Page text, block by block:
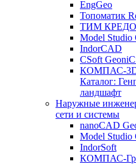
EngGeo
Топоматик
ТИМ КРЕДО
Model Studio
IndorCAD
CSoft
КОМПАС-
Каталог:
ландшафт
Наружные
сети и системы
nanoCAD
Model Studio
IndorSoft
КОМПАС-